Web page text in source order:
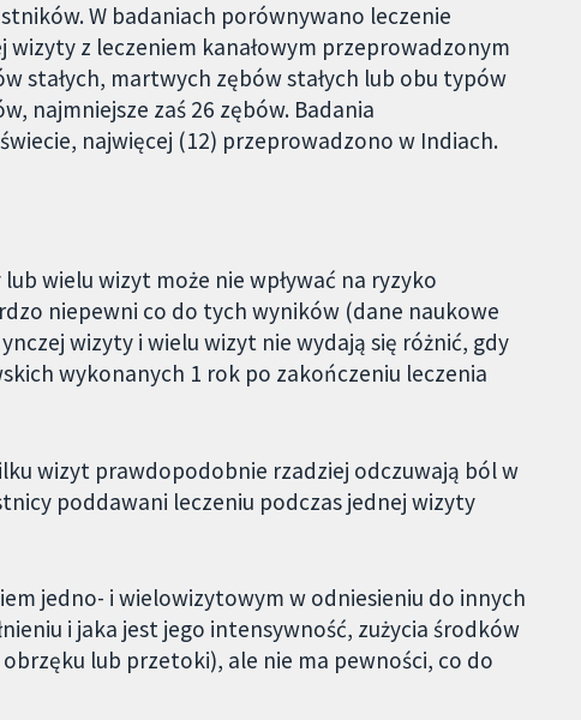
W badaniach porównywano leczenie
z leczeniem kanałowym przeprowadzonym
stałych, martwych zębów stałych lub obu typów
najmniejsze zaś 26 zębów. Badania
najwięcej (12) przeprowadzono w Indiach.
wielu wizyt może nie wpływać na ryzyko
niepewni co do tych wyników (dane naukowe
wizyty i wielu wizyt nie wydają się różnić, gdy
wykonanych 1 rok po zakończeniu leczenia
wizyt prawdopodobnie rzadziej odczuwają ból w
poddawani leczeniu podczas jednej wizyty
jedno- i wielowizytowym w odniesieniu do innych
i jaka jest jego intensywność, zużycia środków
lub przetoki), ale nie ma pewności, co do